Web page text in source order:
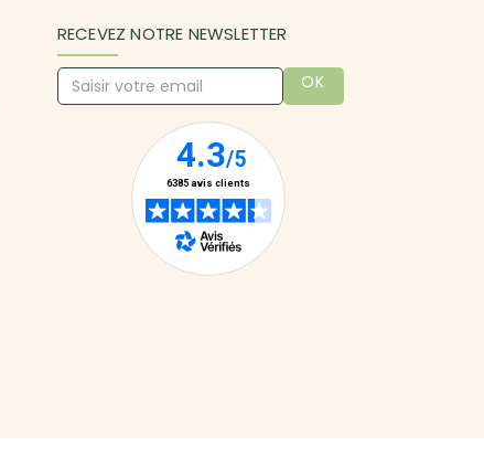
RECEVEZ NOTRE NEWSLETTER
OK